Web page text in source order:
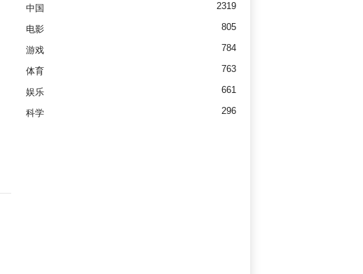
中国 2319
电影 805
游戏 784
体育 763
娱乐 661
科学 296